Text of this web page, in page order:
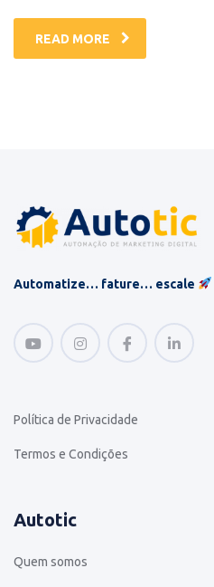
READ MORE
Automatize… fature… escale
Política de Privacidade
Termos e Condições
Autotic
Quem somos